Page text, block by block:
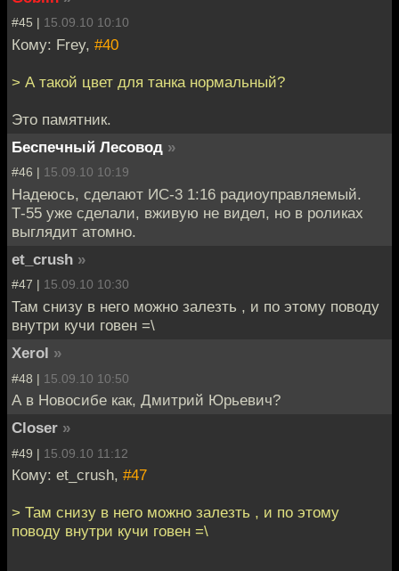
#45 | 15.09.10 10:10
Кому: Frey, #40
> А такой цвет для танка нормальный?
Это памятник.
Беспечный Лесовод »
#46 | 15.09.10 10:19
Надеюсь, сделают ИС-3 1:16 радиоуправляемый.
Т-55 уже сделали, вживую не видел, но в роликах
выглядит атомно.
et_crush »
#47 | 15.09.10 10:30
Там снизу в него можно залезть , и по этому поводу
внутри кучи говен =\
Xerol »
#48 | 15.09.10 10:50
А в Новосибе как, Дмитрий Юрьевич?
Closer »
#49 | 15.09.10 11:12
Кому: et_crush, #47
> Там снизу в него можно залезть , и по этому
поводу внутри кучи говен =\